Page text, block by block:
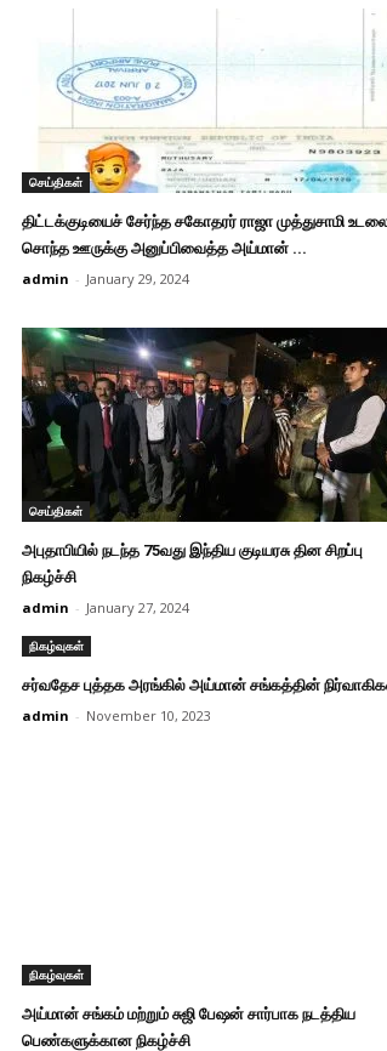
செய்திகள்
திட்டக்குடியைச் சேர்ந்த சகோதரர் ராஜா முத்துசாமி
சொந்த ஊருக்கு அனுப்பிவைத்த அய்மான் ...
admin - January 29, 2024
செய்திகள்
அபுதாபியில் நடந்த 75வது இந்திய குடியரசு தின சிறப்பு
நிகழ்ச்சி
admin - January 27, 2024
நிகழ்வுகள்
சர்வதேச புத்தக அரங்கில் அய்மான் சங்கத்தின்
admin - November 10, 2023
நிகழ்வுகள்
அய்மான் சங்கம் மற்றும் சுஜி பேஷன் சார்பாக நடத்திய
பெண்களுக்கான நிகழ்ச்சி